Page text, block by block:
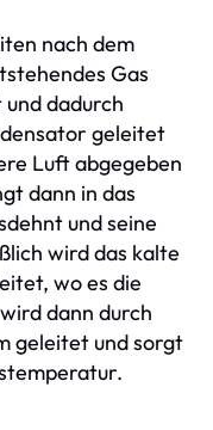
nach dem
Gas
dadurch
geleitet
Luft abgegeben
dann in das
und seine
wird das kalte
wo es die
dann durch
geleitet und sorgt